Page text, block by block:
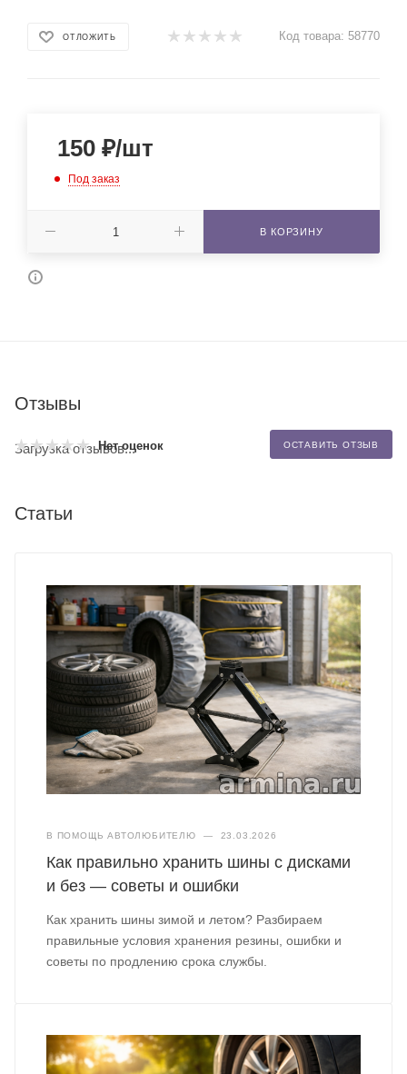
ОТЛОЖИТЬ Код товара: 58770
150 ₽/шт
Под заказ
В КОРЗИНУ
Отзывы
Нет оценок ОСТАВИТЬ ОТЗЫВ
Загрузка отзывов...
Статьи
В ПОМОЩЬ АВТОЛЮБИТЕЛЮ — 23.03.2026
Как правильно хранить шины с дисками
и без — советы и ошибки
Как хранить шины зимой и летом? Разбираем
правильные условия хранения резины, ошибки и
советы по продлению срока службы.